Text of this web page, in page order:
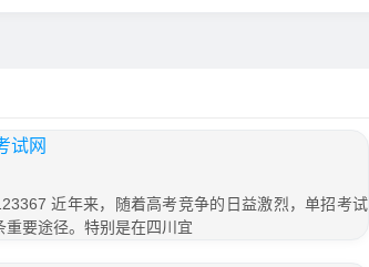
试网
近年来，随着高考竞争的日益激烈，单招考试
要途径。特别是在四川宜